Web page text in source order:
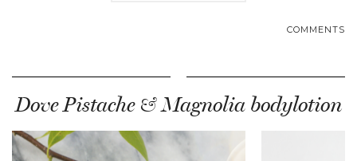
COMMENTS
Dove Pistache & Magnolia bodylotion